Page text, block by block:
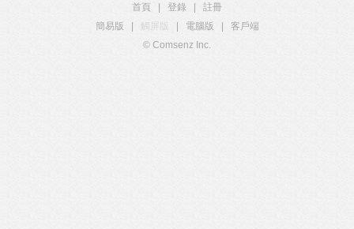
首頁 登錄
註冊
簡易版
觸屏版 電腦版
客戶端
© Comsenz Inc.